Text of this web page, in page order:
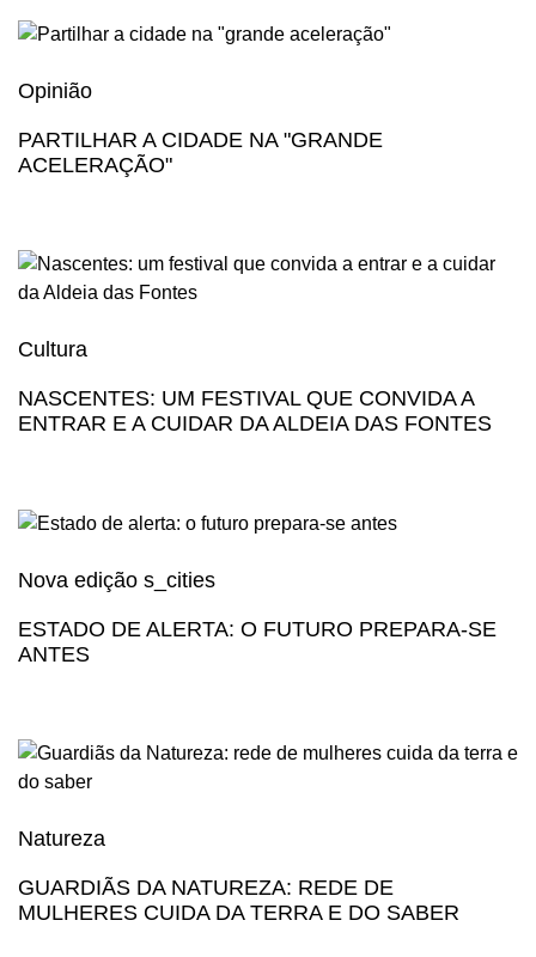
Opinião
PARTILHAR A CIDADE NA "GRANDE
ACELERAÇÃO"
Cultura
NASCENTES: UM FESTIVAL QUE CONVIDA A
ENTRAR E A CUIDAR DA ALDEIA DAS FONTES
Nova edição s_cities
ESTADO DE ALERTA: O FUTURO PREPARA-SE
ANTES
Natureza
GUARDIÃS DA NATUREZA: REDE DE
MULHERES CUIDA DA TERRA E DO SABER